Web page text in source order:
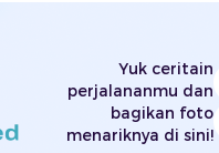
Yuk ceritain
perjalananmu dan
bagikan foto
menariknya di sini!